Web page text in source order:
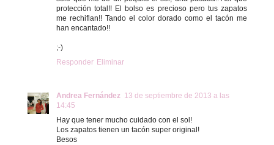
protección total!! El bolso es precioso pero tus zapatos
me rechiflan!! Tando el color dorado como el tacón me
han encantado!!
;-)
Responder Eliminar
Andrea Fernández 13 de septiembre de 2013 a las
14:45
Hay que tener mucho cuidado con el sol!
Los zapatos tienen un tacón super original!
Besos